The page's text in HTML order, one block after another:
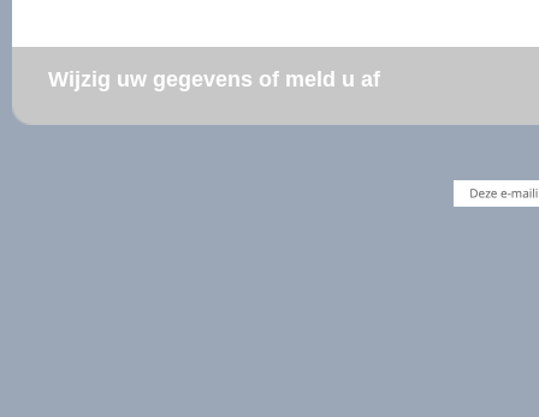
Wijzig uw gegevens of meld u af